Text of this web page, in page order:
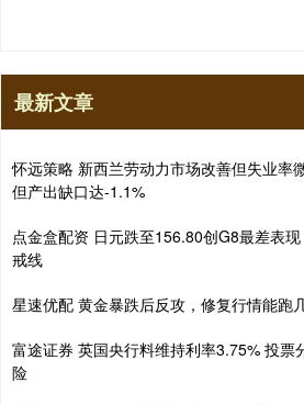
最新文章
怀远策略 新西兰劳动力市场改善但失业率
但产出缺口达-1.1%
点金盒配资 日元跌至156.80创G8最差表
戒线
星速优配 黄金暴跌后反攻，修复行情能跑
富途证券 英国央行料维持利率3.75% 投票
险